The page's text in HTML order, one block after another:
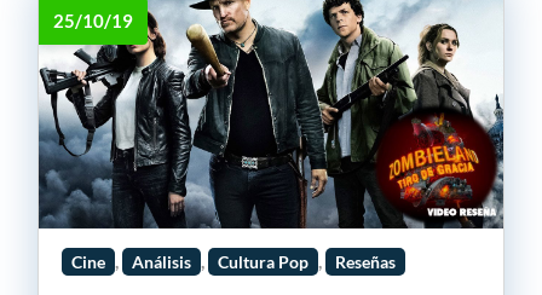
25/10/19
Cine Análisis Cultura Pop Reseñas